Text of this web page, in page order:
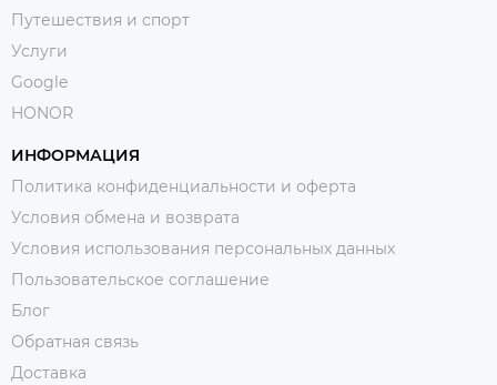
Путешествия и спорт
Услуги
Google
HONOR
ИНФОРМАЦИЯ
Политика конфиденциальности и оферта
Условия обмена и возврата
Условия использования персональных данных
Пользовательское соглашение
Блог
Обратная связь
Доставка